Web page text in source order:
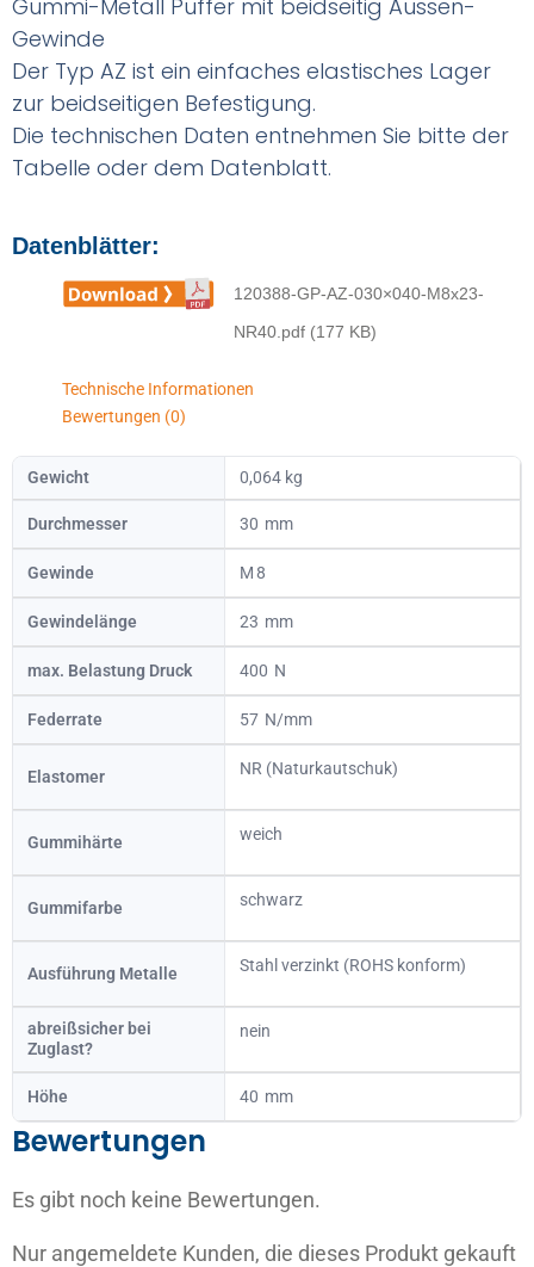
Gummi-Metall Puffer mit beidseitig Aussen-
Gewinde
Der Typ AZ ist ein einfaches elastisches Lager
zur beidseitigen Befestigung.
Die technischen Daten entnehmen Sie bitte der
Tabelle oder dem Datenblatt.
Datenblätter:
120388-GP-AZ-030×040-M8x23-
NR40.pdf (177 KB)
Technische Informationen
Bewertungen (0)
Gewicht 0,064 kg
Durchmesser 30
Gewinde 8
Gewindelänge 23
max. Belastung Druck 400
Federrate 57
Elastomer NR (Naturkautschuk)
Gummihärte weich
Gummifarbe schwarz
Ausführung Metalle Stahl verzinkt (ROHS konform)
abreißsicher bei
Zuglast?
nein
Höhe 40
Bewertungen
Es gibt noch keine Bewertungen.
Nur angemeldete Kunden, die dieses Produkt gekauft